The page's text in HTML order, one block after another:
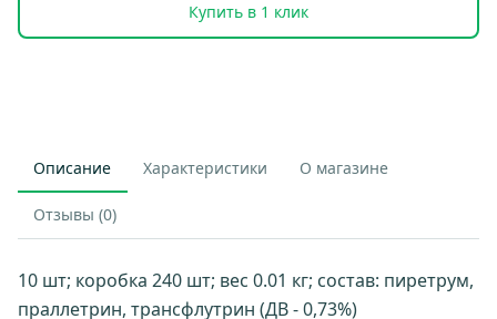
Купить в 1 клик
Описание Характеристики О магазине
Отзывы (0)
10 шт; коробка 240 шт; вес 0.01 кг; состав: пиретрум,
праллетрин, трансфлутрин (ДВ - 0,73%)